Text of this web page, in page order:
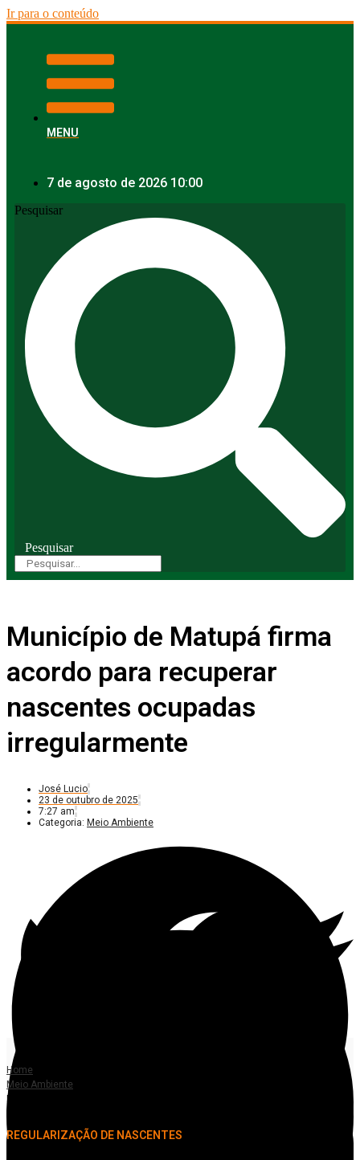
Ir para o conteúdo
MENU
7 de agosto de 2026 10:00
Pesquisar
Pesquisar
Município de Matupá firma
acordo para recuperar
nascentes ocupadas
irregularmente
José Lucio
23 de outubro de 2025
7:27 am
Categoria: Meio Ambiente
Home
Meio Ambiente
Município de Matupá firma acordo para recuperar nascentes ocupadas
REGULARIZAÇÃO DE NASCENTES